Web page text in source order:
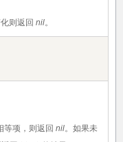
则返回 nil。
等项，则返回 nil。如果未